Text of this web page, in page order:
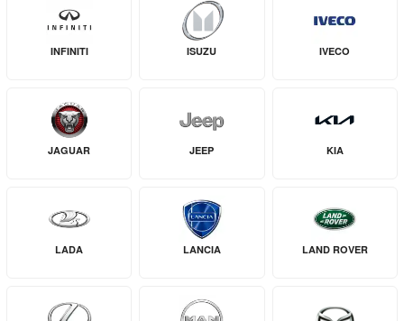
INFINITI ISUZU IVECO
JAGUAR JEEP KIA
LADA LANCIA LAND ROVER